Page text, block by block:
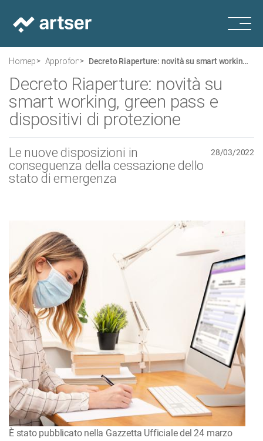
HomepageApprofondimenti Decreto Riaperture: novità su smart working, green pass e dispositivi di protezione
Decreto Riaperture: novità su
smart working, green pass e
dispositivi di protezione
Le nuove disposizioni in
conseguenza della cessazione dello
stato di emergenza
28/03/2022
È stato pubblicato nella Gazzetta Ufficiale del 24 marzo